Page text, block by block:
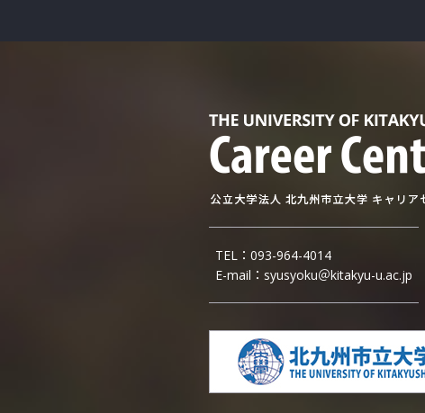
TEL： 093-964-4014
E-mail： syusyoku＠kitakyu-u.ac.jp